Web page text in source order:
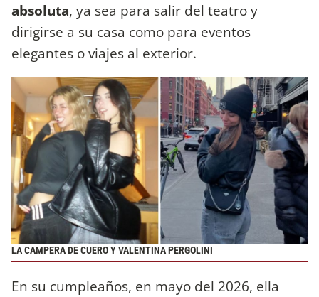
absoluta, ya sea para salir del teatro y
dirigirse a su casa como para eventos
elegantes o viajes al exterior.
LA CAMPERA DE CUERO Y VALENTINA PERGOLINI
En su cumpleaños, en mayo del 2026, ella